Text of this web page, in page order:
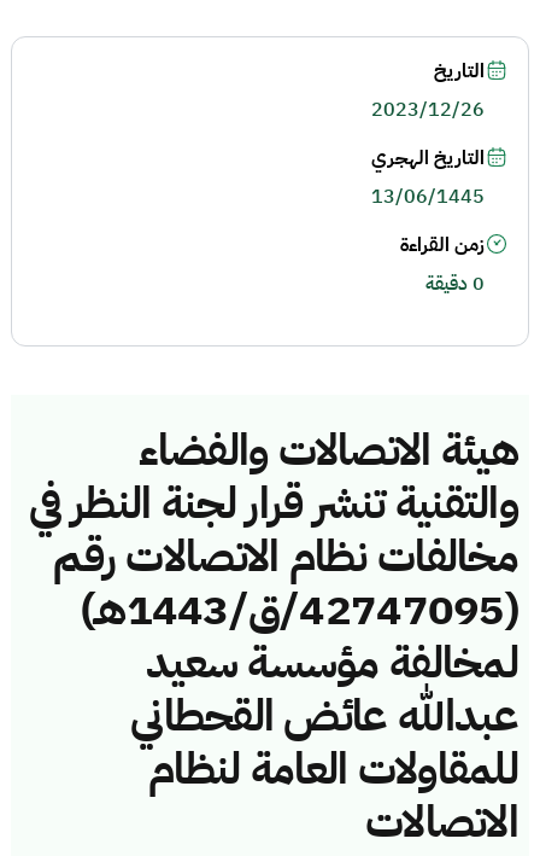
هيئة الاتصالات والفضاء
والتقنية تنشر قرار لجنة النظر في
مخالفات نظام الاتصالات رقم
(42747095/ق/1443هـ)
لمخالفة مؤسسة سعيد
عبدالله عائض القحطاني
للمقاولات العامة لنظام
الاتصالات
التاريخ
2023/12/26
التاريخ الهجري
13/06/1445
زمن القراءة
0 دقيقة